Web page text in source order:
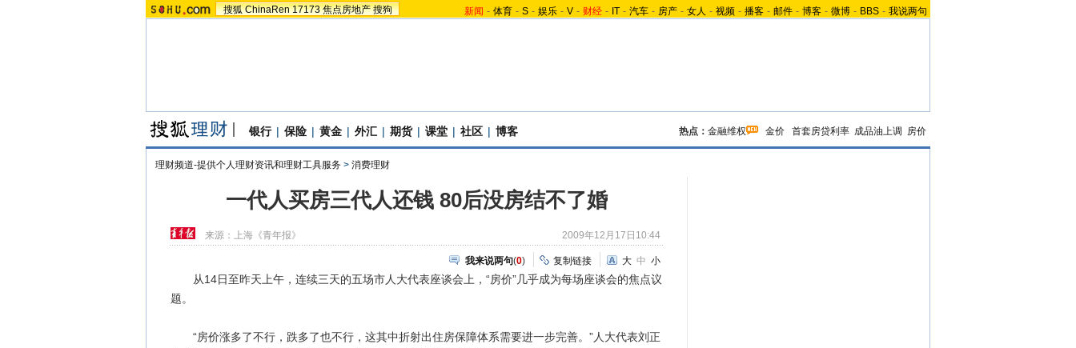
搜狐 ChinaRen 17173 焦点房地产 搜狗 新闻 - 体育 - S - 娱乐 - V - 财经 - IT - 汽车 - 房产 - 女人 - 视频 - 播客 - 邮件 - 博客 - 微博 - BBS - 我说两句
银行 | 保险 | 黄金 | 外汇 | 期货 | 课堂 | 社区 | 博客 热点： 金融维权 金价 首套房贷利率 成品油上调 房价
理财频道-提供个人理财资讯和理财工具服务 > 消费理财
一代人买房三代人还钱 80后没房结不了婚
来源： 上海《青年报》 2009年12月17日10:44
我来说两句(0) 复制链接 大 中 小
从14日至昨天上午，连续三天的五场市人大代表座谈会上，“房价”几乎成为每场座谈会的焦点议
题。
“房价涨多了不行，跌多了也不行，这其中折射出住房保障体系需要进一步完善。”人大代表刘正